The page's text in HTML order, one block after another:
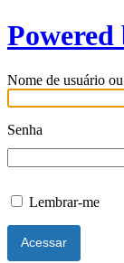
Powered
Nome de usuário
Senha
Lembrar-me